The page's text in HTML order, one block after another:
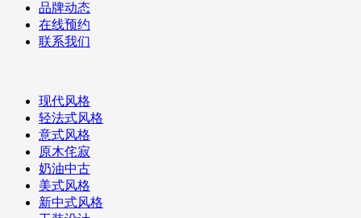
品牌动态
在线预约
联系我们
现代风格
轻法式风格
意式风格
原木侘寂
奶油中古
美式风格
新中式风格